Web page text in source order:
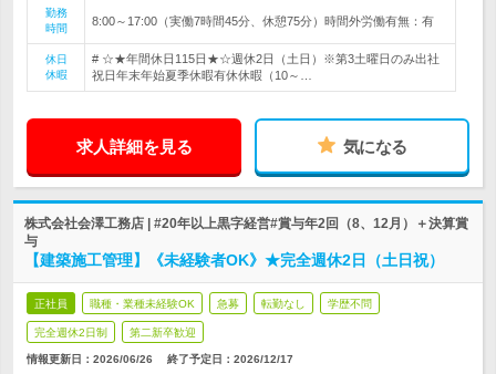
勤務
時間
8:00～17:00（実働7時間45分、休憩75分）時間外労働有無：有
休日
休暇
# ☆★年間休日115日★☆週休2日（土日）※第3土曜日のみ出社
祝日年末年始夏季休暇有休休暇（10～…
求人詳細を見る 気になる
株式会社会澤工務店 | #20年以上黒字経営#賞与年2回（8、12月）＋決算賞
与
【建築施工管理】《未経験者OK》★完全週休2日（土日祝）
正社員 職種・業種未経験OK 急募 転勤なし 学歴不問
完全週休2日制 第二新卒歓迎
情報更新日：2026/06/26 終了予定日： 2026/12/17